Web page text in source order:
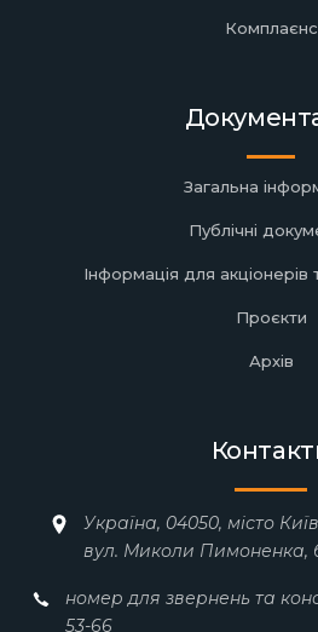
Комплаєнс
Загальна
Публічні
Інформація для акціонерів
Проєкти
Архів
Україна, 04050, місто
вул. Миколи Пимоненка,
номер для звернень та
53-66